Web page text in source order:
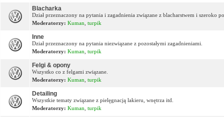
Blacharka
Dział przeznaczony na pytania i zagadnienia związane z blacharstwem i szeroko
Moderatorzy: Kuman turpik
Inne
Dział przeznaczony na pytania niezwiązane z pozostałymi zagadnieniami.
Moderatorzy: Kuman turpik
Felgi & opony
Wszystko co z felgami związane.
Moderatorzy: Kuman turpik
Detailing
Wszystkie tematy związane z pielęgnacją lakieru, wnętrza itd.
Moderatorzy: Kuman turpik